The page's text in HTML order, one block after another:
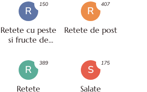
R
Retete cu peste
si fructe de
150
R
Retete de post
407
R
Retete
389
S
Salate
175